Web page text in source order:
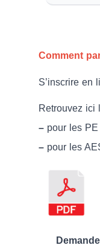
Comment
S’inscrire en
Retrouvez ici
– pour les PE
– pour les